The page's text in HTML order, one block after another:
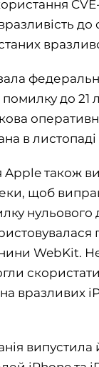
до
до 21
в листопаді
також
щоб
нульового
WebKit.
вразливих